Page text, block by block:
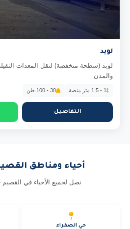
لوبد
لوبد (سطحة منخفضة) لنقل المعدات
والمدن
1 - 1.5 متر منصة 30 - 100 طن
التفاصيل
أحياء ومناطق
نصل لجميع الأحياء في القصيم - 6 حي
حي الصفراء